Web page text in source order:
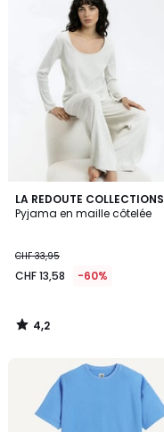
LA REDOUTE COLLECTIONS
Pyjama en maille côtelée
CHF 33,95
CHF 13,58 -60%
4,2
/ 5
4,2
/